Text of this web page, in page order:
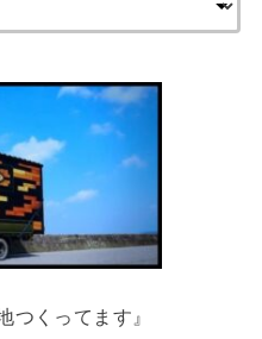
つくってます』